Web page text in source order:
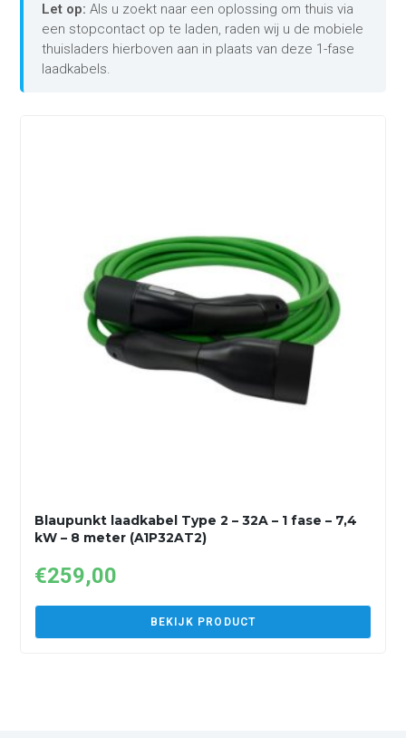
Let op: Als u zoekt naar een oplossing om thuis via
een stopcontact op te laden, raden wij u de mobiele
thuisladers hierboven aan in plaats van deze 1-fase
laadkabels.
Blaupunkt laadkabel Type 2 – 32A – 1 fase – 7,4
kW – 8 meter (A1P32AT2)
€259,00
BEKIJK PRODUCT